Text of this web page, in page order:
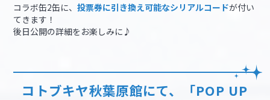
コラボ缶2缶に、投票券に引き換え可能なシリアルコードが付い
てきます！
後日公開の詳細をお楽しみに♪
コトブキヤ秋葉原館にて、「POP UP